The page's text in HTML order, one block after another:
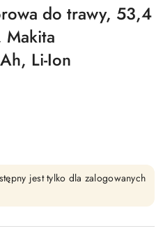
do trawy, 53,4
Li-Ion
jest tylko dla zalogowanych